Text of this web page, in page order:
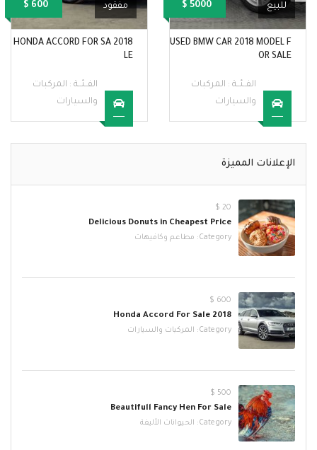
للبيع 5000 $
USED BMW CAR 2018 MODEL F
OR SALE
الفــئــة :المركبات
والسيارات
مفقود 600 $
2018 HONDA ACCORD FOR SA
الفــئــة :المركبات
والسيارات
الإعلانات المميزة
20 $
Delicious Donuts in Cheapest Price
Category: مطاعم وكافيهات
600 $
2018 Honda Accord For Sale
Category: المركبات والسيارات
500 $
Beautifull Fancy Hen For Sale
Category: الحيوانات الأليفة